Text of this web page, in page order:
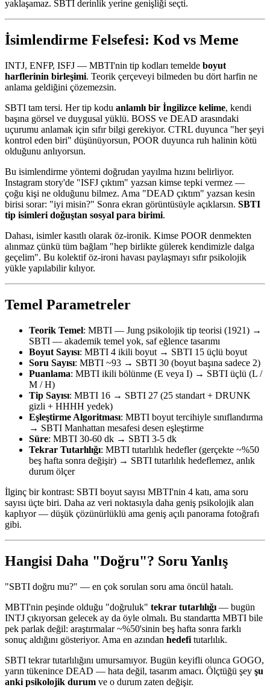
yaklaşamaz. SBTI derinlik yerine genişliği seçti.
İsimlendirme Felsefesi: Kod vs Meme
INTJ, ENFP, ISFJ — MBTI'nin tip kodları temelde boyut
harflerinin birleşimi. Teorik çerçeveyi bilmeden bu dört harfin ne
anlama geldiğini çözemezsin.
SBTI tam tersi. Her tip kodu anlamlı bir İngilizce kelime, kendi
başına görsel ve duygusal yüklü. BOSS ve DEAD arasındaki
uçurumu anlamak için sıfır bilgi gerekiyor. CTRL duyunca "her şeyi
kontrol eden biri" düşünüyorsun, POOR duyunca ruh halinin kötü
olduğunu anlıyorsun.
Bu isimlendirme yöntemi doğrudan yayılma hızını belirliyor.
Instagram story'de "ISFJ çıktım" yazsan kimse tepki vermez —
çoğu kişi ne olduğunu bilmez. Ama "DEAD çıktım" yazsan kesin
birisi sorar: "iyi misin?" Sonra ekran görüntüsüyle açıklarsın. SBTI
tip isimleri doğuştan sosyal para birimi.
Dahası, isimler kasıtlı olarak öz-ironik. Kimse POOR denmekten
alınmaz çünkü tüm bağlam "hep birlikte gülerek kendimizle dalga
geçelim". Bu kolektif öz-ironi havası paylaşmayı sıfır psikolojik
yükle yapılabilir kılıyor.
Temel Parametreler
Teorik Temel: MBTI — Jung psikolojik tip teorisi (1921) →
SBTI — akademik temel yok, saf eğlence tasarımı
Boyut Sayısı: MBTI 4 ikili boyut → SBTI 15 üçlü boyut
Soru Sayısı: MBTI ~93 → SBTI 30 (boyut başına sadece 2)
Puanlama: MBTI ikili bölünme (E veya I) → SBTI üçlü (L /
M / H)
Tip Sayısı: MBTI 16 → SBTI 27 (25 standart + DRUNK
gizli + HHHH yedek)
Eşleştirme Algoritması: MBTI boyut tercihiyle sınıflandırma
→ SBTI Manhattan mesafesi desen eşleştirme
Süre: MBTI 30-60 dk → SBTI 3-5 dk
Tekrar Tutarlılığı: MBTI tutarlılık hedefler (gerçekte ~%50
beş hafta sonra değişir) → SBTI tutarlılık hedeflemez, anlık
durum ölçer
İlginç bir kontrast: SBTI boyut sayısı MBTI'nin 4 katı, ama soru
sayısı üçte biri. Daha az veri noktasıyla daha geniş psikolojik alan
kaplıyor — düşük çözünürlüklü ama geniş açılı panorama fotoğrafı
gibi.
Hangisi Daha "Doğru"? Soru Yanlış
"SBTI doğru mu?" — en çok sorulan soru ama öncül hatalı.
MBTI'nin peşinde olduğu "doğruluk" tekrar tutarlılığı — bugün
INTJ çıkıyorsan gelecek ay da öyle olmalı. Bu standartta MBTI bile
pek parlak değil: araştırmalar ~%50'sinin beş hafta sonra farklı
sonuç aldığını gösteriyor. Ama en azından hedefi tutarlılık.
SBTI tekrar tutarlılığını umursamıyor. Bugün keyifli olunca GOGO,
yarın tükenince DEAD — hata değil, tasarım amacı. Ölçtüğü şey şu
anki psikolojik durum ve o durum zaten değişir.